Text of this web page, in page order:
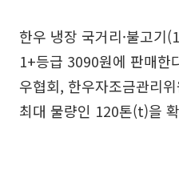
한우 냉장 국거리·불고기
1+등급 3090원에 판매한
우협회, 한우자조금관리
최대 물량인 120톤(t)을